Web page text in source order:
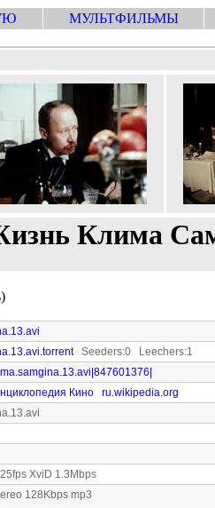
МУЛЬТФИЛЬМЫ
Клима
)
Seeders:0 Leechers:1
Кино
ru.wikipedia.org
XviD 1.3Mbps
128Kbps mp3